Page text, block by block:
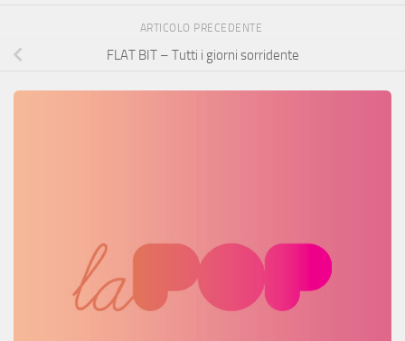
ARTICOLO PRECEDENTE
FLAT BIT – Tutti i giorni sorridente